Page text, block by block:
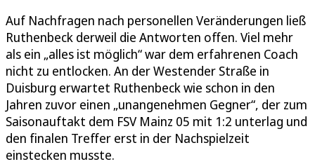
Auf Nachfragen nach personellen Veränderungen ließ
Ruthenbeck derweil die Antworten offen. Viel mehr
als ein „alles ist möglich“ war dem erfahrenen Coach
nicht zu entlocken. An der Westender Straße in
Duisburg erwartet Ruthenbeck wie schon in den
Jahren zuvor einen „unangenehmen Gegner“, der zum
Saisonauftakt dem FSV Mainz 05 mit 1:2 unterlag und
den finalen Treffer erst in der Nachspielzeit
einstecken musste.